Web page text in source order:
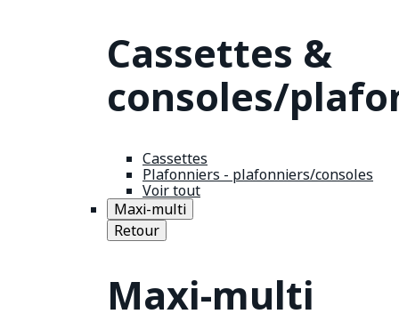
Cassettes &
consoles/
Cassettes
Plafonniers - plafonniers/consoles
Voir tout
Maxi-multi
Retour
Maxi-multi